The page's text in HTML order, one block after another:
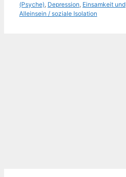
(Psyche), Depression, Einsamkeit und
Alleinsein / soziale Isolation